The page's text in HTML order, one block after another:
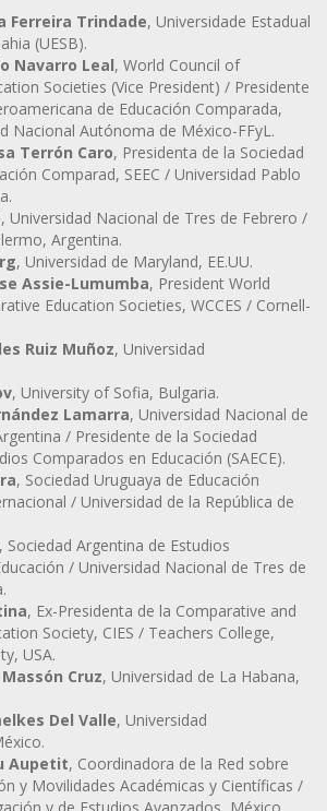
Ferreira Trindade, Universidade Estadual
(UESB).
Navarro Leal, World Council of
Societies (Vice President) / Presidente
de Educación Comparada,
Nacional Autónoma de México-FFyL.
Terrón Caro, Presidenta de la Sociedad
Comparad, SEEC / Universidad Pablo
, Universidad Nacional de Tres de Febrero /
Argentina.
, Universidad de Maryland, EE.UU.
Assie-Lumumba, President World
Education Societies, WCCES / Cornell-
Ruiz Muñoz, Universidad
, University of Sofia, Bulgaria.
Lamarra, Universidad Nacional de
/ Presidente de la Sociedad
Comparados en Educación (SAECE).
, Sociedad Uruguaya de Educación
/ Universidad de la República de
, Sociedad Argentina de Estudios
/ Universidad Nacional de Tres de
, Ex-Presidenta de la Comparative and
Society, CIES / Teachers College,
USA.
Cruz, Universidad de La Habana,
Del Valle, Universidad
Aupetit, Coordinadora de la Red sobre
y Movilidades Académicas y Científicas /